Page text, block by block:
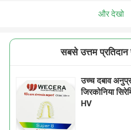
और देखो
सबसे उत्तम प्रतिदान
उच्च दबाव
जिरकोनिया
HV